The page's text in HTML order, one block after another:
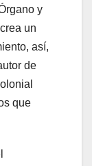
y
un
así,
de
que